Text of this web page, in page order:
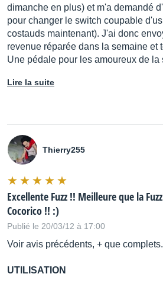
dimanche en plus) et m'a demandé
pour changer le switch coupable
costauds maintenant). J'ai donc
revenue réparée dans la semaine et
Une pédale pour les amoureux de
Lire la suite
Thierry255
Excellente Fuzz !! Meilleure que la
Cocorico !! :)
Publié le 20/03/12 à 17:00
Voir avis précédents, + que complets.
UTILISATION